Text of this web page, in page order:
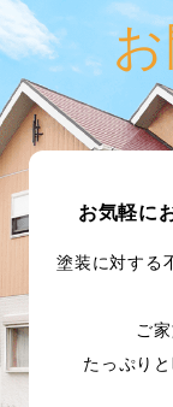
お気軽に
塗装に対する
ご
たっぷり